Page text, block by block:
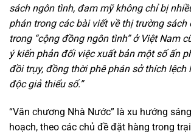
sách ngôn tình, đam mỹ không chỉ bị
phán trong các bài viết về thị trường sách
trong “cộng đồng ngôn tình” ở Việt Nam
ý kiến phản đối việc xuất bản một số ấn
đồi trụy, đồng thời phê phán sở thích lệch
độc giả thiểu số.”
“Văn chương Nhà Nước” là xu hướng
hoạch, theo các chủ đề đặt hàng trong